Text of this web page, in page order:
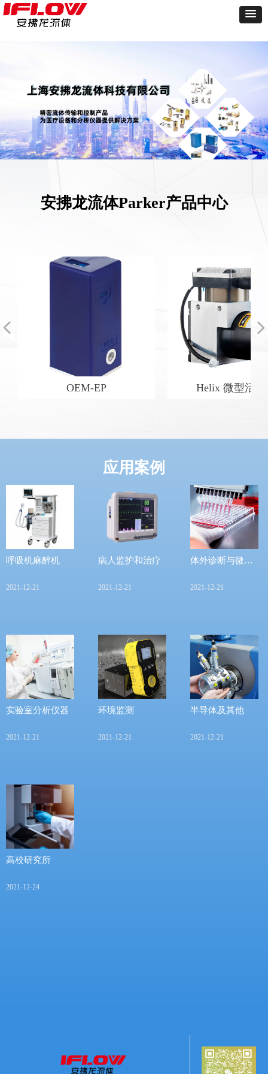
安拂龙流体Parker产品中心
OEM-EP Helix 微型活
넳 넲
应用案例
呼吸机麻醉机
2021-12-21
病人监护和治疗
2021-12-21
体外诊断与微流
2021-12-21
实验室分析仪器
2021-12-21
环境监测
2021-12-21
半导体及其他
2021-12-21
高校研究所
2021-12-24